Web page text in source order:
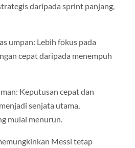
daripada sprint panjang,
umpan: Lebih fokus pada
cepat daripada menempuh
Keputusan cepat dan
senjata utama,
mulai menurun.
Messi tetap